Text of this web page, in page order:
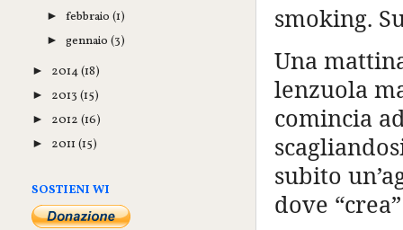
smoking.
Una
lenzuola
comincia
subito
dove
►febbraio(1)
►gennaio(3)
► 2014(18)
► 2013 (15)
► 2012 (16)
► 2011 (15)
SOSTIENI WI